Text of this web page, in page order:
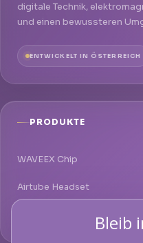
digitale Technik,
und einen bewussteren
ENTWICKELT IN ÖSTERREICH
PRODUKTE
WAVEEX Chip
Airtube Headset
Bleib